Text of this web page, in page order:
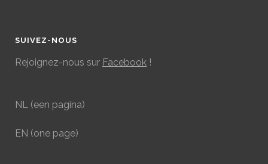
SUIVEZ-NOUS
Rejoignez-nous sur Facebook !
NL (een pagina)
EN (one page)